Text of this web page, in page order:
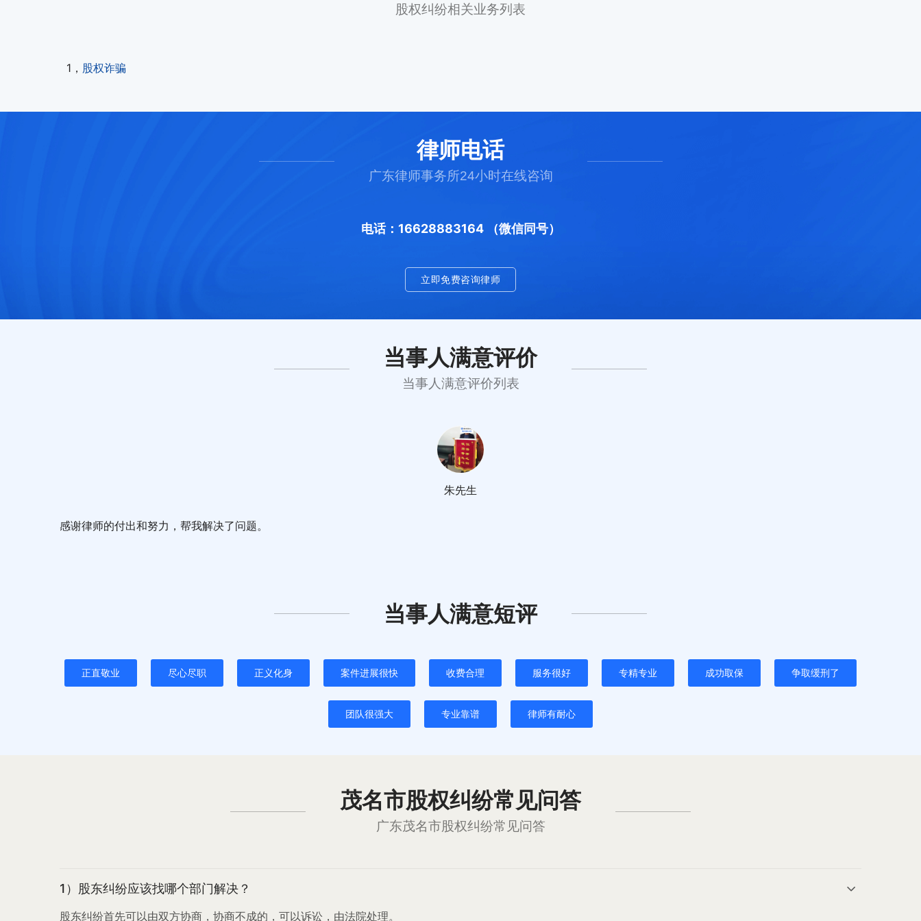
股权纠纷相关业务列表
1， 股权诈骗
律师电话
广东律师事务所24小时在线咨询
电话：16628883164 （微信同号）
立即免费咨询律师
当事人满意评价
当事人满意评价列表
感谢律师的付出和努力，帮我解决了问题。
朱先生
当事人满意短评
正直敬业 尽心尽职 正义化身 案件进展很快 收费合理 服务很好 专精专业 成功取保 争取缓刑了
团队很强大 专业靠谱 律师有耐心
茂名市股权纠纷常见问答
广东茂名市股权纠纷常见问答
1）股东纠纷应该找哪个部门解决？
股东纠纷首先可以由双方协商，协商不成的，可以诉讼，由法院处理。